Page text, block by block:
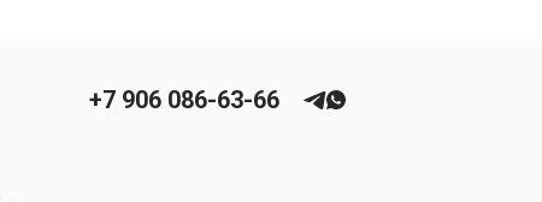
+7 906 086-63-66